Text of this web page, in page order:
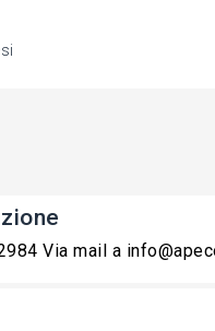
Via mail a